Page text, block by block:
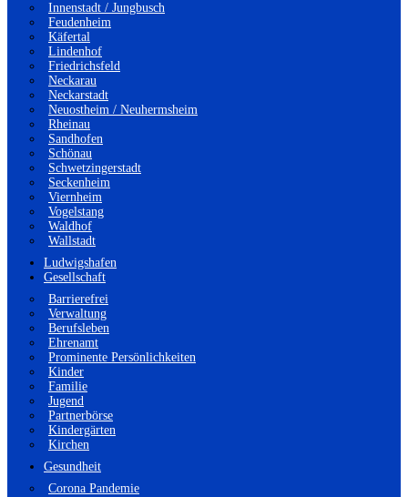
Innenstadt / Jungbusch
Feudenheim
Käfertal
Lindenhof
Friedrichsfeld
Neckarau
Neckarstadt
Neuostheim / Neuhermsheim
Rheinau
Sandhofen
Schönau
Schwetzingerstadt
Seckenheim
Viernheim
Vogelstang
Waldhof
Wallstadt
Ludwigshafen
Gesellschaft
Barrierefrei
Verwaltung
Berufsleben
Ehrenamt
Prominente Persönlichkeiten
Kinder
Familie
Jugend
Partnerbörse
Kindergärten
Kirchen
Gesundheit
Corona Pandemie